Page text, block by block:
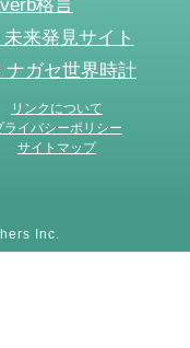
格言
来発見サイト
ナガセ世界時計
リンクについて
ライバシーポリシー
サイトマップ
Inc.